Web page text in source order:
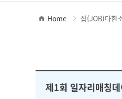
Home 잡(JOB)다한
제1회 일자리매칭